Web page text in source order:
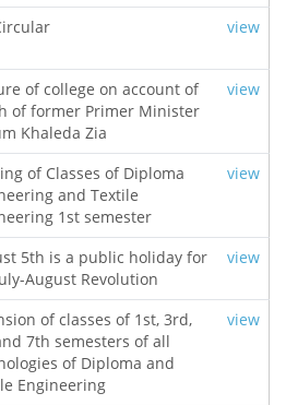
view
of college on account of
of former Primer Minister
Khaleda Zia
view
of Classes of Diploma
and Textile
1st semester
view
5th is a public holiday for
August Revolution
view
of classes of 1st, 3rd,
7th semesters of all
of Diploma and
Engineering
view